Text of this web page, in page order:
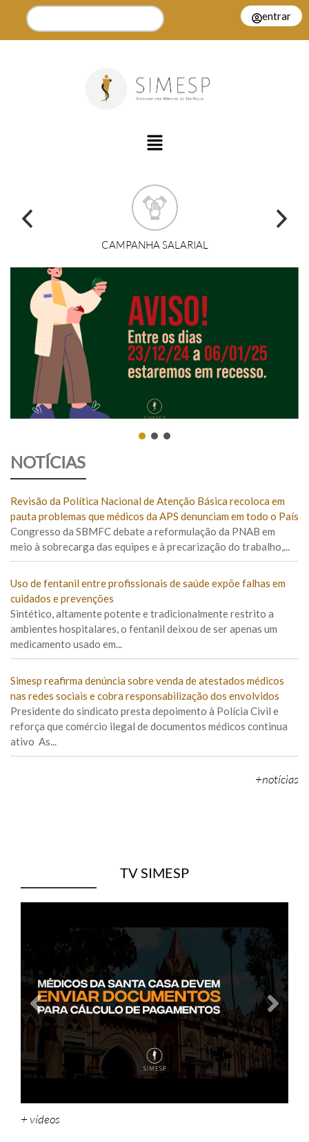
entrar
CAMPANHA SALARIAL
NOTÍCIAS
Revisão da Política Nacional de Atenção Básica recoloca em
pauta problemas que médicos da APS denunciam em todo o País
Congresso da SBMFC debate a reformulação da PNAB em
meio à sobrecarga das equipes e à precarização do trabalho,...
Uso de fentanil entre profissionais de saúde expõe falhas em
cuidados e prevenções
Sintético, altamente potente e tradicionalmente restrito a
ambientes hospitalares, o fentanil deixou de ser apenas um
medicamento usado em...
Simesp reafirma denúncia sobre venda de atestados médicos
nas redes sociais e cobra responsabilização dos envolvidos
Presidente do sindicato presta depoimento à Polícia Civil e
reforça que comércio ilegal de documentos médicos continua
ativo As...
+notícias
TV SIMESP
+ vídeos